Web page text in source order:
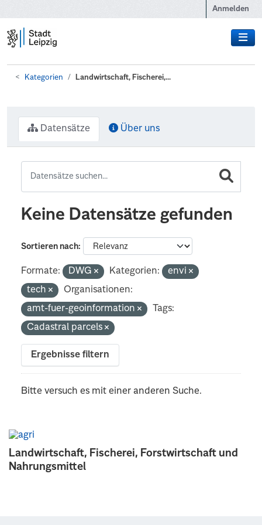
Anmelden
Kategorien Landwirtschaft, Fischerei,...
Landwirtschaft, Fischerei, Forstwirtschaft und
Nahrungsmittel
Datensätze Über uns
Keine Datensätze gefunden
Sortieren nach
Formate: DWG Kategorien:
envi
tech
Organisationen:
amt-fuer-geoinformation
Tags:
Cadastral parcels
Ergebnisse filtern
Bitte versuch es mit einer anderen Suche.